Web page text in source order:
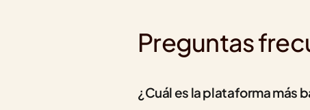
Preguntas
¿Cuál es la plataforma más